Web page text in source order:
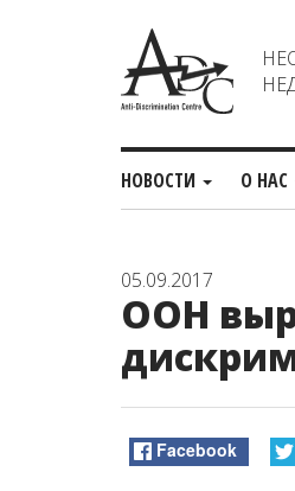
НОВОСТИ О НАС
05.09.2017
ООН
Facebook